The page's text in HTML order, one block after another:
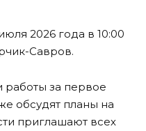
2026 года в 10:00
Савров.
работы за первое
обсудят планы на
приглашают всех